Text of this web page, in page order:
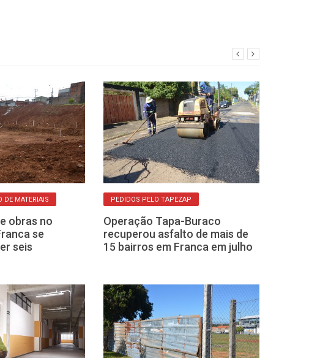
DE MATERIAIS
obras no
se
seis
PEDIDOS PELO TAPEZAP
Operação Tapa-Buraco
recuperou asfalto de mais de
15 bairros em Franca em julho